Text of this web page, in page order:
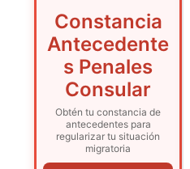
Constancia
Antecedente
s Penales
Consular
Obtén tu constancia de
antecedentes para
regularizar tu situación
migratoria